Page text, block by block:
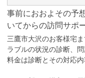
事前におおよその予
いてからの訪問サポ
三鷹市大沢のお客様宅
ラブルの状況の診断、問
料金は診断とその対応内